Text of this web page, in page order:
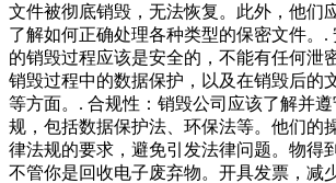
文件被彻底销毁，无法恢复。此外，他们
了解如何正确处理各种类型的保密文件。.
的销毁过程应该是安全的，不能有任何泄
销毁过程中的数据保护，以及在销毁后的
等方面。. 合规性：销毁公司应该了解并
规，包括数据保护法、环保法等。他们的
律法规的要求，避免引发法律问题。物得
不管你是回收电子废弃物。开具发票，减